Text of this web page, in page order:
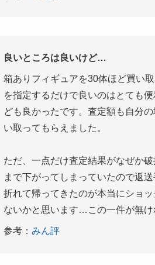
良いところは良いけど…
箱ありフィギュアを30体ほど買い
を指定するだけで良いのはとても
ども良かったです。査定額も自分
い取ってもらえました。
ただ、一点だけ査定結果がなぜか
まで下がってしまっていたので返
折れて帰ってきたのが本当にショ
ないかと思います…この一件が無け
参考： みん評